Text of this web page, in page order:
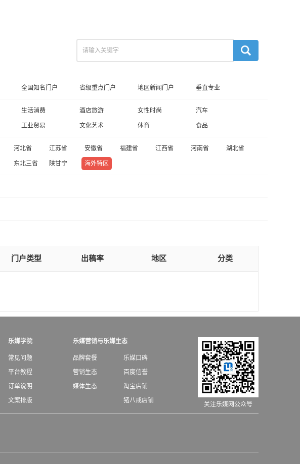
全国知名门户 省级重点门户 地区新闻门户 垂直专业
生活消费 酒店旅游 女性时尚 汽车
工业贸易 文化艺术 体育 食品
河北省 江苏省 安徽省 福建省 江西省 河南省 湖北省
东北三省 陕甘宁 海外特区
门户类型 出稿率 地区 分类
乐媒学院
常见问题
平台教程
订单说明
文案排版
乐媒营销与乐媒生态
品牌套餐
乐媒口碑
营销生态
百度信誉
媒体生态
淘宝店铺
猪八戒店铺
关注乐媒网公众号